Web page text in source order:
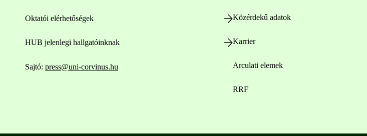
Oktatói elérhetőségek
HUB jelenlegi hallgatóinknak
Sajtó: press@uni-corvinus.hu
Közérdekű adatok
Karrier
Arculati elemek
RRF